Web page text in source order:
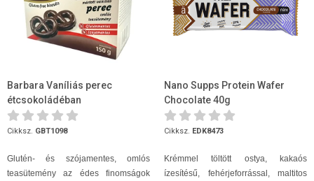
Barbara Vaníliás perec
étcsokoládéban
(Gluténmentes) 150 g
Cikksz. GBT1098
Glutén- és szójamentes, omlós
teasütemény az édes finomságok
Nano Supps Protein Wafer
Chocolate 40g
Cikksz. EDK8473
Krémmel töltött ostya, kakaós
ízesítésű, fehérjeforrással, maltitos